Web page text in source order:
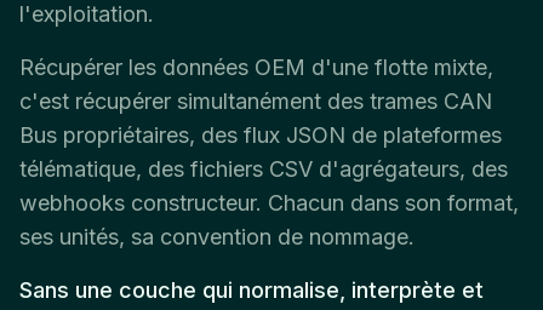
l'exploitation.
Récupérer les données OEM d'une flotte mixte,
c'est récupérer simultanément des trames CAN
Bus propriétaires, des flux JSON de plateformes
télématique, des fichiers CSV d'agrégateurs, des
webhooks constructeur. Chacun dans son format,
ses unités, sa convention de nommage.
Sans une couche qui normalise, interprète et